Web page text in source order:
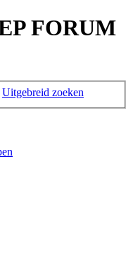
FORUM
Uitgebreid zoeken